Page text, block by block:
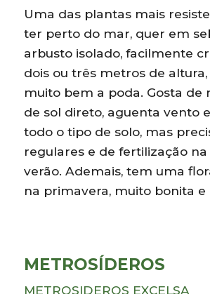
Uma das plantas mais
ter perto do mar, quer em
arbusto isolado, facilmente
dois ou três metros de
muito bem a poda. Gosta de
de sol direto, aguenta vento
todo o tipo de solo, mas
regulares e de fertilização
verão. Ademais, tem uma
na primavera, muito bonita e
METROSÍDEROS
METROSIDEROS EXCELSA